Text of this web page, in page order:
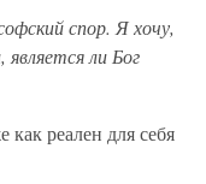
спор. Я хочу,
ли Бог
как реален для себя